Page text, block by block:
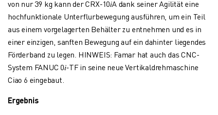
von nur 39 kg kann der CRX-10𝑖A dank seiner Agilität eine
hochfunktionale Unterflurbewegung ausführen, um ein Teil
aus einem vorgelagerten Behälter zu entnehmen und es in
einer einzigen, sanften Bewegung auf ein dahinter liegendes
Förderband zu legen. HINWEIS: Famar hat auch das CNC-
System FANUC 0𝑖-TF in seine neue Vertikaldrehmaschine
Ciao 6 eingebaut.
Ergebnis